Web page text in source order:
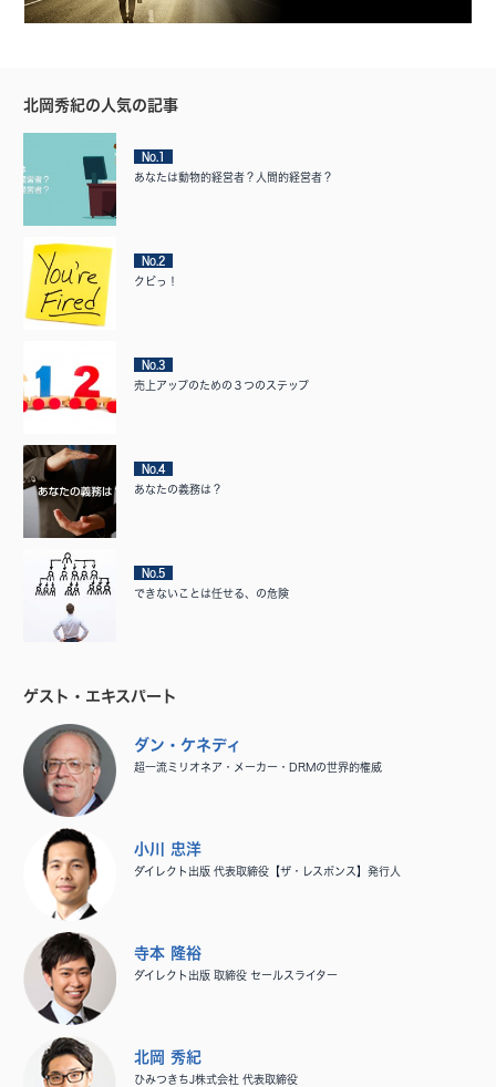
北岡秀紀の人気の記事
No.1
あなたは動物的経営者？人間的経営者？
No.2
クビっ！
No.3
売上アップのための３つのステップ
No.4
あなたの義務は？
No.5
できないことは任せる、の危険
ゲスト・エキスパート
ダン・ケネディ
超一流ミリオネア・メーカー・DRMの世界的権威
小川 忠洋
ダイレクト出版 代表取締役【ザ・レスポンス】発行人
寺本 隆裕
ダイレクト出版 取締役 セールスライター
北岡 秀紀
ひみつきちJ株式会社 代表取締役